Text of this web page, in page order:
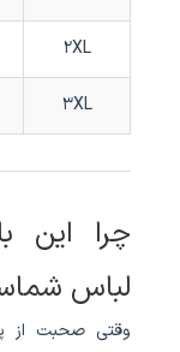
2XL
3XL
چرا این
لباس
وقتی صحبت از